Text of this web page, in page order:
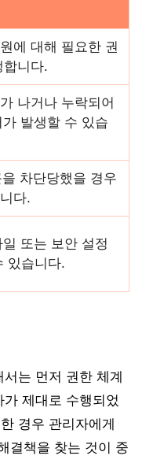
에 대해 필요한 권
합니다.
나거나 누락되어
발생할 수 있습
차단당했을 경우
다.
또는 보안 설정
있습니다.
는 먼저 권한 체계
제대로 수행되었
경우 관리자에게
결책을 찾는 것이 중